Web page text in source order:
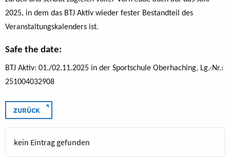
2025, in dem das BTJ Aktiv wieder fester Bestandteil des
Veranstaltungskalenders ist.
Safe the date:
BTJ Aktiv: 01./02.11.2025 in der Sportschule Oberhaching, Lg.-Nr.:
251004032908
ZURÜCK
kein Eintrag gefunden